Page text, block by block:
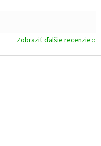
Zobraziť ďalšie recenzie